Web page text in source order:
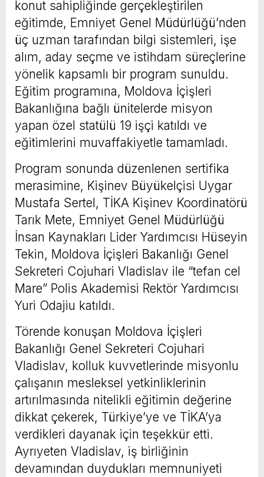
konut sahipliğinde gerçekleştirilen
eğitimde, Emniyet Genel Müdürlüğü’nden
üç uzman tarafından bilgi sistemleri, işe
alım, aday seçme ve istihdam süreçlerine
yönelik kapsamlı bir program sunuldu.
Eğitim programına, Moldova İçişleri
Bakanlığına bağlı ünitelerde misyon
yapan özel statülü 19 işçi katıldı ve
eğitimlerini muvaffakiyetle tamamladı.
Program sonunda düzenlenen sertifika
merasimine, Kişinev Büyükelçisi Uygar
Mustafa Sertel, TİKA Kişinev Koordinatörü
Tarık Mete, Emniyet Genel Müdürlüğü
İnsan Kaynakları Lider Yardımcısı Hüseyin
Tekin, Moldova İçişleri Bakanlığı Genel
Sekreteri Cojuhari Vladislav ile “tefan cel
Mare” Polis Akademisi Rektör Yardımcısı
Yuri Odajiu katıldı.
Törende konuşan Moldova İçişleri
Bakanlığı Genel Sekreteri Cojuhari
Vladislav, kolluk kuvvetlerinde misyonlu
çalışanın mesleksel yetkinliklerinin
artırılmasında nitelikli eğitimin değerine
dikkat çekerek, Türkiye’ye ve TİKA’ya
verdikleri dayanak için teşekkür etti.
Ayrıyeten Vladislav, iş birliğinin
devamından duydukları memnuniyeti